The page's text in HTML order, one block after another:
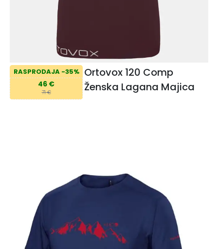
RASPRODAJA -35%
46 €
71 €
Ortovox 120 Comp
Ženska Lagana Majica